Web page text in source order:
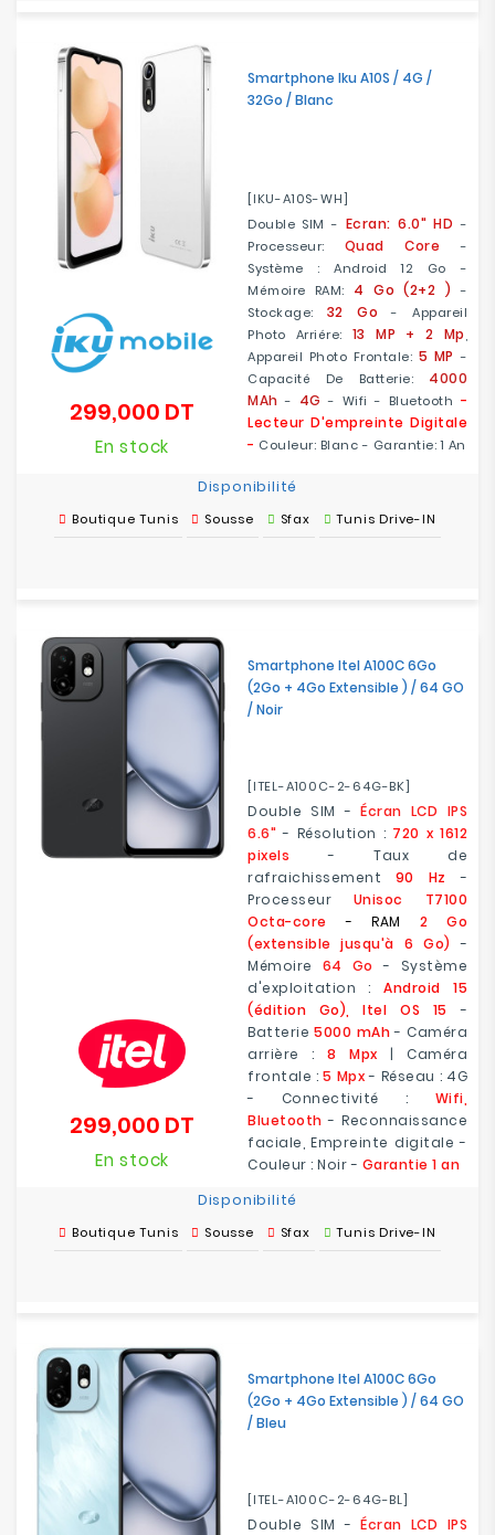
Smartphone Iku A10S / 4G /
32Go / Blanc
[IKU-A10S-WH]
Double SIM - Ecran: 6.0" HD -
Processeur: Quad Core -
Système : Android 12 Go -
Mémoire RAM: 4 Go (2+2 ) -
Stockage: 32 Go - Appareil
Photo Arriére: 13 MP + 2 Mp
Appareil Photo Frontale: 5 MP -
Capacité De Batterie: 4000
MAh - 4G - Wifi - Bluetooth -
Lecteur D'empreinte Digitale
- Couleur: Blanc - Garantie: 1 An
299,000 DT
En stock
Disponibilité
Boutique Tunis Sousse Sfax Tunis Drive-IN
Smartphone Itel A100C 6Go
(2Go + 4Go Extensible ) / 64 GO
/ Noir
[ITEL-A100C-2-64G-BK]
Double SIM -Écran LCD IPS
6.6" - Résolution : 720 x 1612
pixels - Taux de
rafraichissement 90 Hz -
Processeur Unisoc T7100
Octa-core
- RAM
2 Go
(extensible jusqu'à 6 Go) -
Mémoire 64 Go - Système
d'exploitation :Android 15
(édition Go), Itel OS 15
-
Batterie5000 mAh- Caméra
arrière : 8 Mpx | Caméra
frontale :5 Mpx- Réseau : 4G
- Connectivité : Wifi,
Bluetooth - Reconnaissance
faciale, Empreinte digitale -
Couleur : Noir - Garantie 1 an
299,000 DT
En stock
Disponibilité
Boutique Tunis Sousse Sfax Tunis Drive-IN
Smartphone Itel A100C 6Go
(2Go + 4Go Extensible ) / 64 GO
/ Bleu
[ITEL-A100C-2-64G-BL]
Double SIM -Écran LCD IPS